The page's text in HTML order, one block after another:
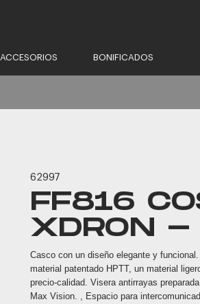
ACCESORIOS BONIFICADOS
62997
FF816
XDRON -
Casco con un diseño elegante y
material patentado HPTT, un material
precio-calidad. Visera antirrayas
Max Vision. , Espacio para